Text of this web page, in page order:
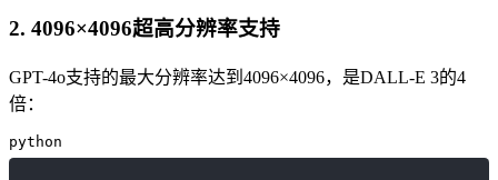
2. 4096×4096超高分辨率支持
GPT-4o支持的最大分辨率达到4096×4096，是DALL-E 3的4
倍：
python